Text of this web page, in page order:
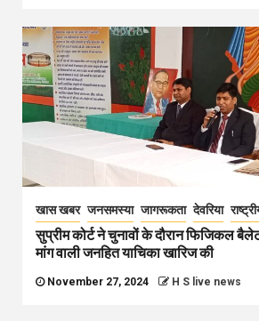
खास खबर जनसमस्या जागरूकता देवरिया
सुप्रीम कोर्ट ने चुनावों के दौरान फिजिकल
मांग वाली जनहित याचिका खारिज की
November 27, 2024 H S live news